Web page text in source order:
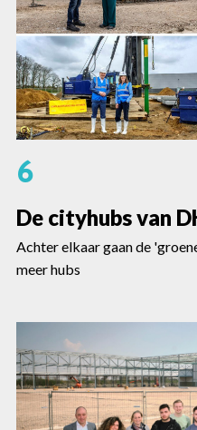
6
De cityhubs van
Achter elkaar gaan de
meer hubs